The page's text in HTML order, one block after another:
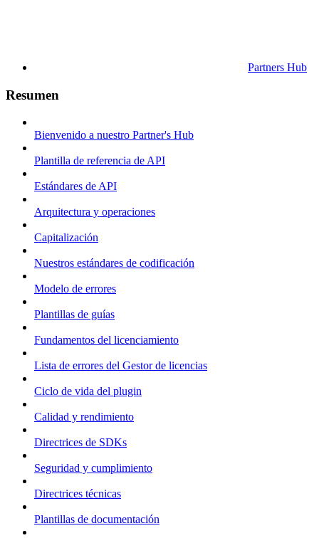
Partners Hub
Resumen
Bienvenido a nuestro Partner's Hub
Plantilla de referencia de API
Estándares de API
Arquitectura y operaciones
Capitalización
Nuestros estándares de codificación
Modelo de errores
Plantillas de guías
Fundamentos del licenciamiento
Lista de errores del Gestor de licencias
Ciclo de vida del plugin
Calidad y rendimiento
Directrices de SDKs
Seguridad y cumplimiento
Directrices técnicas
Plantillas de documentación